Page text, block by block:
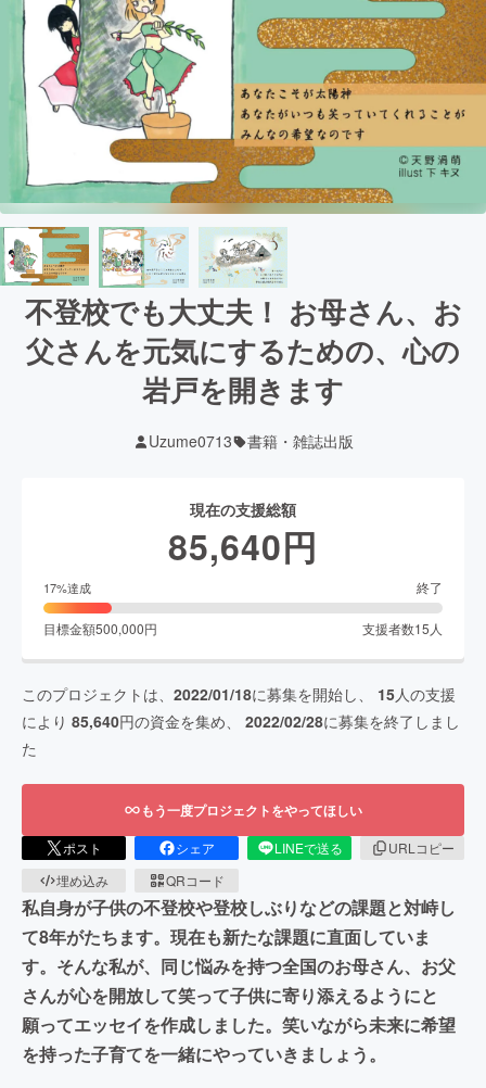
不登校でも大丈夫！ お母さん、お
父さんを元気にするための、心の
岩戸を開きます
Uzume0713 書籍・雑誌出版
現在の支援総額
85,640円
17%達成 終了
目標金額500,000円 支援者数15 人
このプロジェクトは、 2022/01/18に募集を開始し、 15人の支援
により 85,640円の資金を集め、 2022/02/28に募集を終了しまし
た
もう一度プロジェクトをやってほしい
ポスト シェア LINEで送る
URLコピー
埋め込み
QRコード
私自身が子供の不登校や登校しぶりなどの課題と対峙し
て8年がたちます。現在も新たな課題に直面していま
す。そんな私が、同じ悩みを持つ全国のお母さん、お父
さんが心を開放して笑って子供に寄り添えるようにと
願ってエッセイを作成しました。笑いながら未来に希望
を持った子育てを一緒にやっていきましょう。